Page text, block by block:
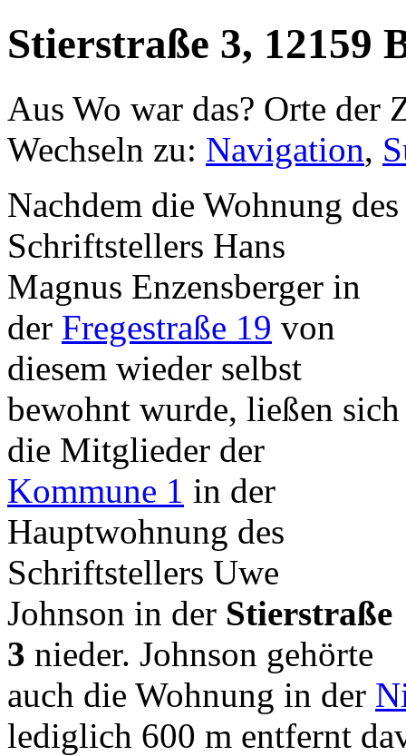
Stierstraße 3, 12159
Aus Wo war das? Orte der
Wechseln zu: Navigation,
Nachdem die Wohnung des
Schriftstellers Hans
Magnus Enzensberger in
der Fregestraße 19 von
diesem wieder selbst
bewohnt wurde, ließen sich
die Mitglieder der
Kommune 1 in der
Hauptwohnung des
Schriftstellers Uwe
Johnson in der Stierstraße
3 nieder. Johnson gehörte
auch die Wohnung in der
lediglich 600 m entfernt